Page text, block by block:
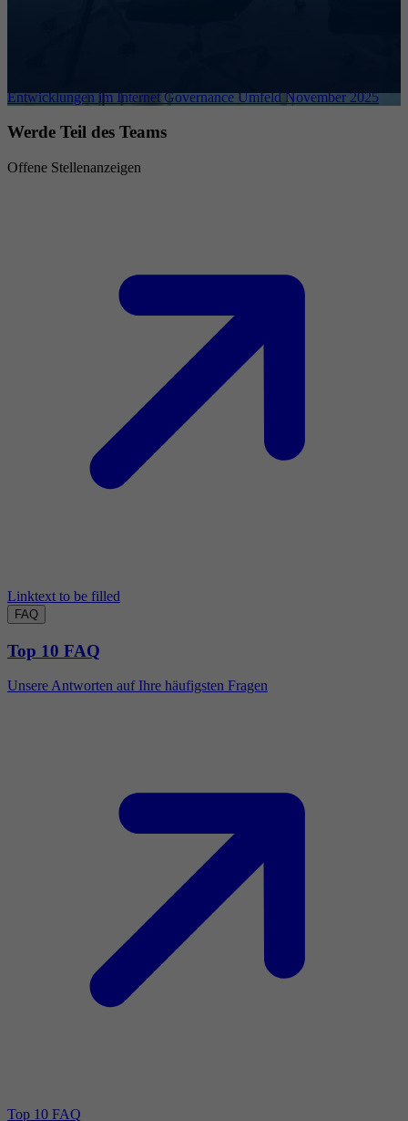
Entwicklungen im Internet Governance Umfeld November 2025
Werde Teil des Teams
Offene Stellenanzeigen
Linktext to be filled
FAQ
Top 10 FAQ
Unsere Antworten auf Ihre häufigsten Fragen
Top 10 FAQ